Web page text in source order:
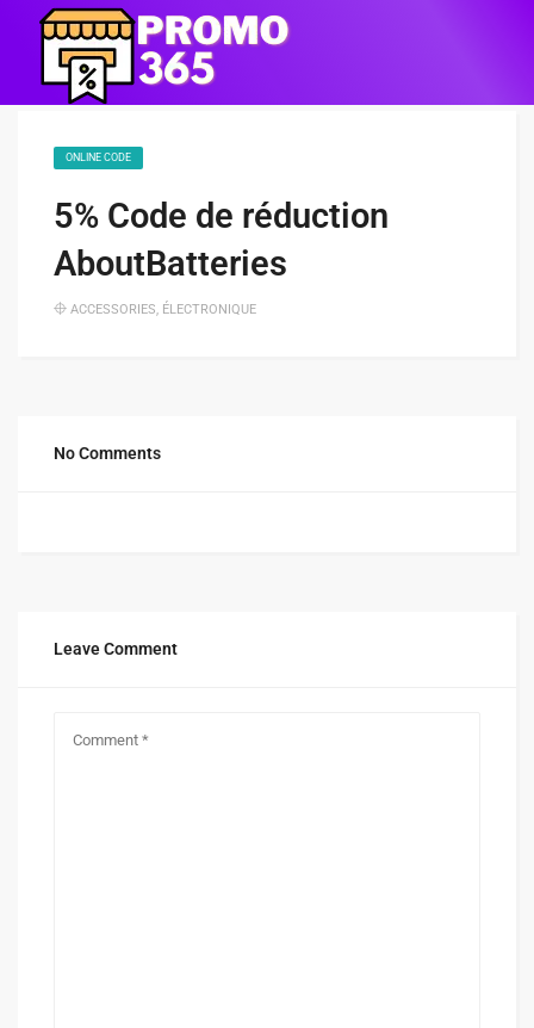
ONLINE CODE
5% Code de réduction
AboutBatteries
ACCESSORIES, ÉLECTRONIQUE
No Comments
Leave Comment